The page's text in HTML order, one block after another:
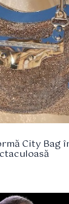
City Bag